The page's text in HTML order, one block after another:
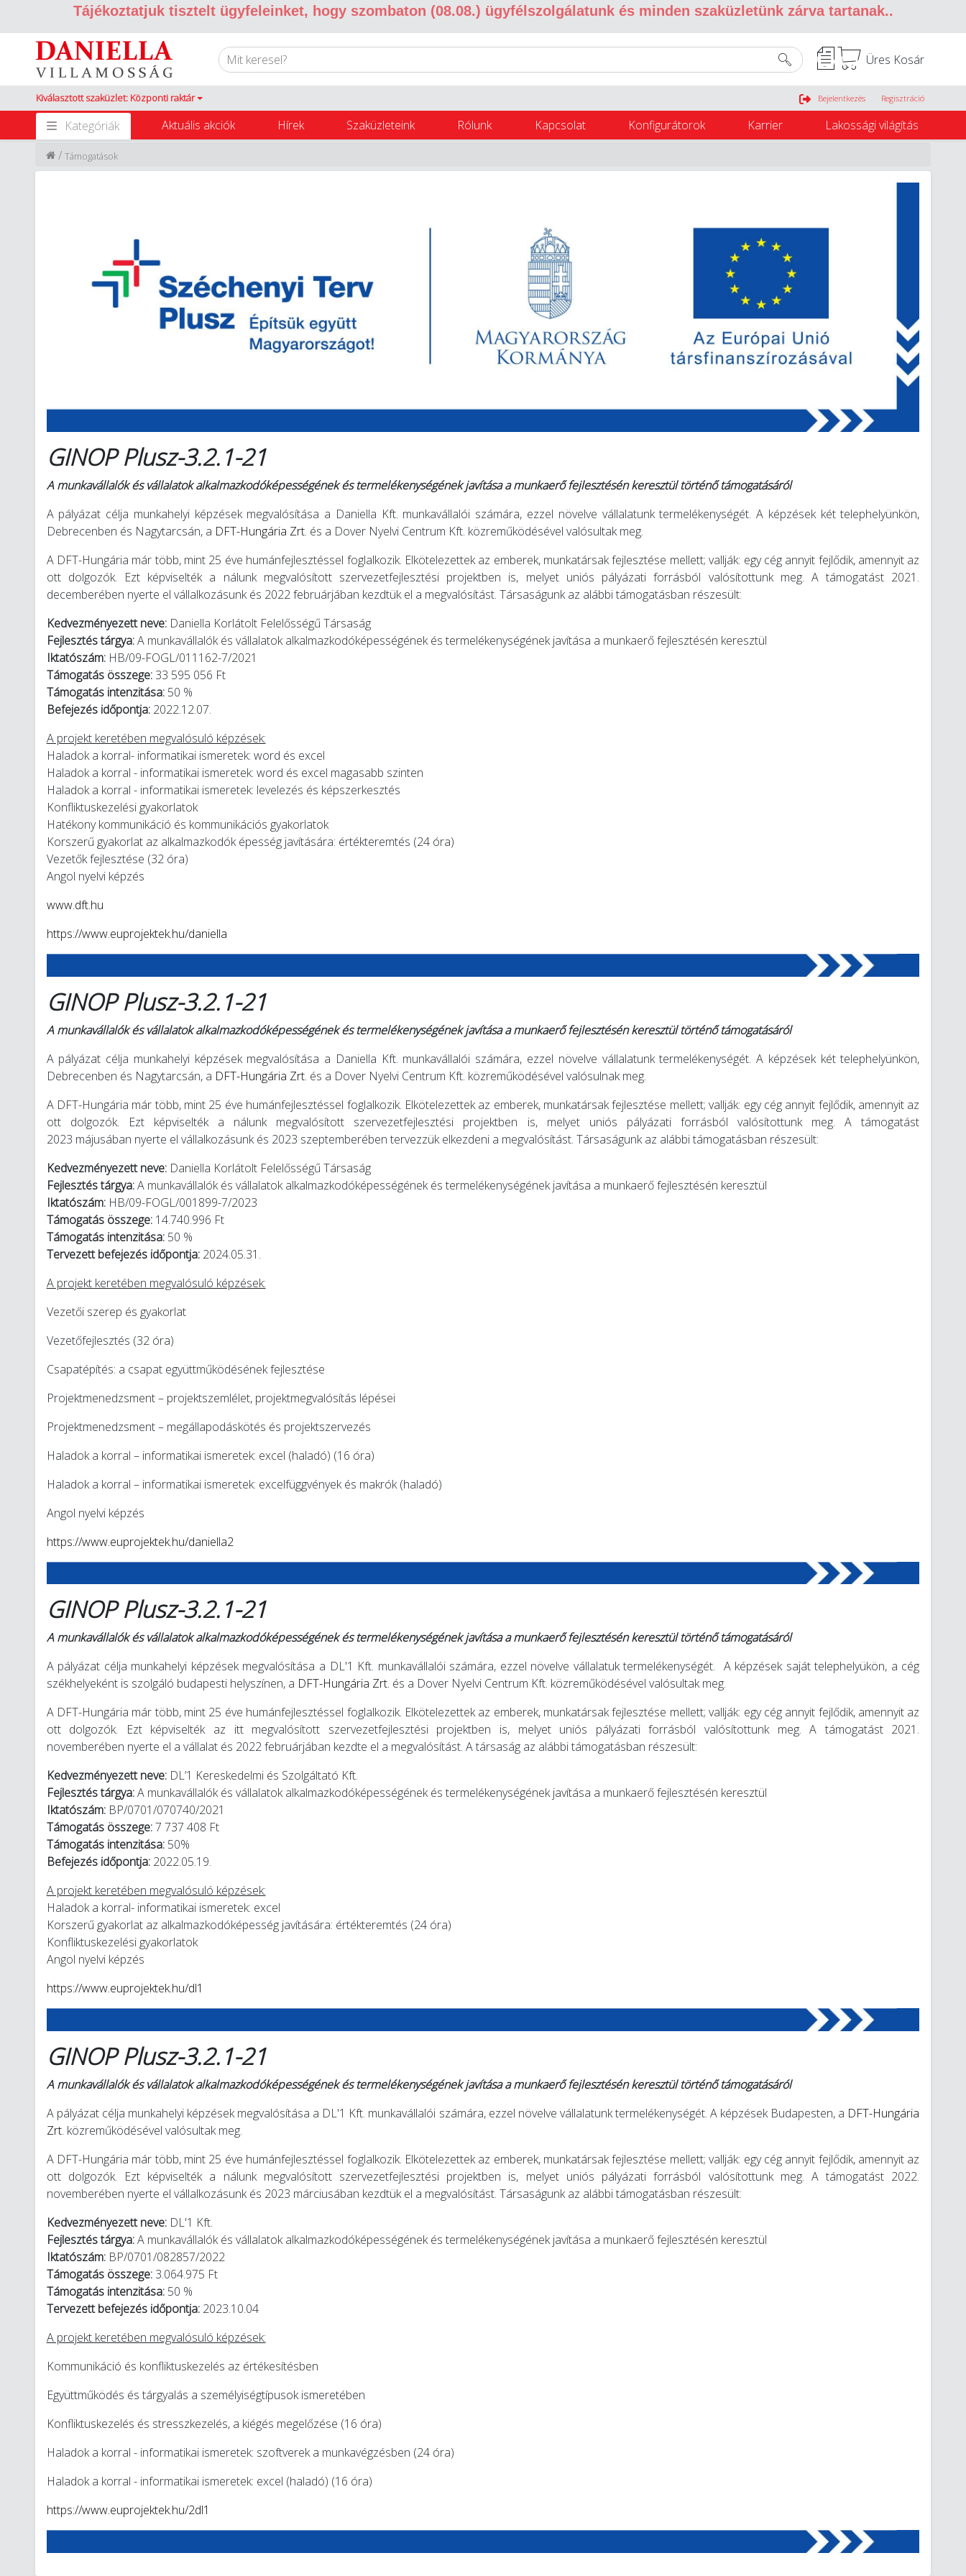
Tájékoztatjuk tisztelt ügyfeleinket, hogy szombaton (08.08.) ügyfélszolgálatunk és minden szaküzletünk zárva tartanak..
Üres Kosár
Kiválasztott szaküzlet: Központi raktár Belépés
Bejelentkezés Regisztráció
Kategóriák Aktuális akciók Hírek Szaküzleteink Rólunk Kapcsolat Konfigurátorok Karrier Lakossági világítás
Támogatások
/
GINOP Plusz-3.2.1-21
A munkavállalók és vállalatok alkalmazkodóképességének és termelékenységének javítása a munkaerő fejlesztésén keresztül történő támogatásáról
A pályázat célja munkahelyi képzések megvalósítása a Daniella Kft. munkavállalói számára, ezzel növelve vállalatunk termelékenységét. A képzések két telephelyünkön,
Debrecenben és Nagytarcsán, a DFT-Hungária Zrt. és a Dover Nyelvi Centrum Kft. közreműködésével valósultak meg.
A DFT-Hungária már több, mint 25 éve humánfejlesztéssel foglalkozik. Elkötelezettek az emberek, munkatársak fejlesztése mellett; vallják: egy cég annyit fejlődik, amennyit az
ott dolgozók. Ezt képviselték a nálunk megvalósított szervezetfejlesztési projektben is, melyet uniós pályázati forrásból valósítottunk meg. A támogatást 2021.
decemberében nyerte el vállalkozásunk és 2022 februárjában kezdtük el a megvalósítást. Társaságunk az alábbi támogatásban részesült:
Kedvezményezett neve:Daniella Korlátolt Felelősségű Társaság
Fejlesztés tárgya:A munkavállalók és vállalatok alkalmazkodóképességének és termelékenységének javítása a munkaerő fejlesztésén keresztül
Iktatószám:HB/09-FOGL/011162-7/2021
Támogatás összege:33 595 056 Ft
Támogatás intenzitása:50 %
Befejezés időpontja:2022.12.07.
A projekt keretében megvalósuló képzések:
Haladok a korral- informatikai ismeretek: word és excel
Haladok a korral - informatikai ismeretek: word és excel magasabb szinten
Haladok a korral - informatikai ismeretek: levelezés és képszerkesztés
Konfliktuskezelési gyakorlatok
Hatékony kommunikáció és kommunikációs gyakorlatok
Korszerű gyakorlat az alkalmazkodók épesség javítására: értékteremtés (24 óra)
Vezetők fejlesztése (32 óra)
Angol nyelvi képzés
www.dft.hu
https://www.euprojektek.hu/daniella
GINOP Plusz-3.2.1-21
A munkavállalók és vállalatok alkalmazkodóképességének és termelékenységének javítása a munkaerő fejlesztésén keresztül történő támogatásáról
A pályázat célja munkahelyi képzések megvalósítása a Daniella Kft. munkavállalói számára, ezzel növelve vállalatunk termelékenységét. A képzések két telephelyünkön,
Debrecenben és Nagytarcsán, a DFT-Hungária Zrt. és a Dover Nyelvi Centrum Kft. közreműködésével valósulnak meg.
A DFT-Hungária már több, mint 25 éve humánfejlesztéssel foglalkozik. Elkötelezettek az emberek, munkatársak fejlesztése mellett; vallják: egy cég annyit fejlődik, amennyit az
ott dolgozók. Ezt képviselték a nálunk megvalósított szervezetfejlesztési projektben is, melyet uniós pályázati forrásból valósítottunk meg. A támogatást
2023 májusában nyerte el vállalkozásunk és 2023 szeptemberében tervezzük elkezdeni a megvalósítást. Társaságunk az alábbi támogatásban részesült:
Kedvezményezett neve:Daniella Korlátolt Felelősségű Társaság
Fejlesztés tárgya:A munkavállalók és vállalatok alkalmazkodóképességének és termelékenységének javítása a munkaerő fejlesztésén keresztül
Iktatószám:HB/09-FOGL/001899-7/2023
Támogatás összege:14.740.996 Ft
Támogatás intenzitása:50 %
Tervezett befejezés időpontja:2024.05.31.
A projekt keretében megvalósuló képzések:
Vezetői szerep és gyakorlat
Vezetőfejlesztés (32 óra)
Csapatépítés: a csapat együttműködésének fejlesztése
Projektmenedzsment – projektszemlélet, projektmegvalósítás lépései
Projektmenedzsment – megállapodáskötés és projektszervezés
Haladok a korral – informatikai ismeretek: excel (haladó) (16 óra)
Haladok a korral – informatikai ismeretek: excelfüggvények és makrók (haladó)
Angol nyelvi képzés
https://www.euprojektek.hu/daniella2
GINOP Plusz-3.2.1-21
A munkavállalók és vállalatok alkalmazkodóképességének és termelékenységének javítása a munkaerő fejlesztésén keresztül történő támogatásáról
A pályázat célja munkahelyi képzések megvalósítása a DL'1 Kft. munkavállalói számára, ezzel növelve vállalatuk termelékenységét. A képzések saját telephelyükön, a cég
székhelyeként is szolgáló budapesti helyszínen, a DFT-Hungária Zrt. és a Dover Nyelvi Centrum Kft. közreműködésével valósultak meg.
A DFT-Hungária már több, mint 25 éve humánfejlesztéssel foglalkozik. Elkötelezettek az emberek, munkatársak fejlesztése mellett; vallják: egy cég annyit fejlődik, amennyit az
ott dolgozók. Ezt képviselték az itt megvalósított szervezetfejlesztési projektben is, melyet uniós pályázati forrásból valósítottunk meg. A támogatást 2021.
novemberében nyerte el a vállalat és 2022 februárjában kezdte el a megvalósítást. A társaság az alábbi támogatásban részesült:
Kedvezményezett neve:DL’1 Kereskedelmi és Szolgáltató Kft.
Fejlesztés tárgya:A munkavállalók és vállalatok alkalmazkodóképességének és termelékenységének javítása a munkaerő fejlesztésén keresztül
Iktatószám:BP/0701/070740/2021
Támogatás összege:7 737 408 Ft
Támogatás intenzitása:50%
Befejezés időpontja:2022.05.19.
A projekt keretében megvalósuló képzések:
Haladok a korral- informatikai ismeretek: excel
Korszerű gyakorlat az alkalmazkodóképesség javítására: értékteremtés (24 óra)
Konfliktuskezelési gyakorlatok
Angol nyelvi képzés
https://www.euprojektek.hu/dl1
GINOP Plusz-3.2.1-21
A munkavállalók és vállalatok alkalmazkodóképességének és termelékenységének javítása a munkaerő fejlesztésén keresztül történő támogatásáról
A pályázat célja munkahelyi képzések megvalósítása a DL'1 Kft. munkavállalói számára, ezzel növelve vállalatunk termelékenységét. A képzések Budapesten, a DFT-Hungária
Zrt. közreműködésével valósultak meg.
A DFT-Hungária már több, mint 25 éve humánfejlesztéssel foglalkozik. Elkötelezettek az emberek, munkatársak fejlesztése mellett; vallják: egy cég annyit fejlődik, amennyit az
ott dolgozók. Ezt képviselték a nálunk megvalósított szervezetfejlesztési projektben is, melyet uniós pályázati forrásból valósítottunk meg. A támogatást 2022.
novemberében nyerte el vállalkozásunk és 2023 márciusában kezdtük el a megvalósítást. Társaságunk az alábbi támogatásban részesült:
Kedvezményezett neve:DL'1 Kft.
Fejlesztés tárgya:A munkavállalók és vállalatok alkalmazkodóképességének és termelékenységének javítása a munkaerő fejlesztésén keresztül
Iktatószám:BP/0701/082857/2022
Támogatás összege:3.064.975 Ft
Támogatás intenzitása:50 %
Tervezett befejezés időpontja:2023.10.04
A projekt keretében megvalósuló képzések:
Kommunikáció és konfliktuskezelés az értékesítésben
Együttműködés és tárgyalás a személyiségtípusok ismeretében
Konfliktuskezelés és stresszkezelés, a kiégés megelőzése (16 óra)
Haladok a korral - informatikai ismeretek: szoftverek a munkavégzésben (24 óra)
Haladok a korral - informatikai ismeretek: excel (haladó) (16 óra)
https://www.euprojektek.hu/2dl1